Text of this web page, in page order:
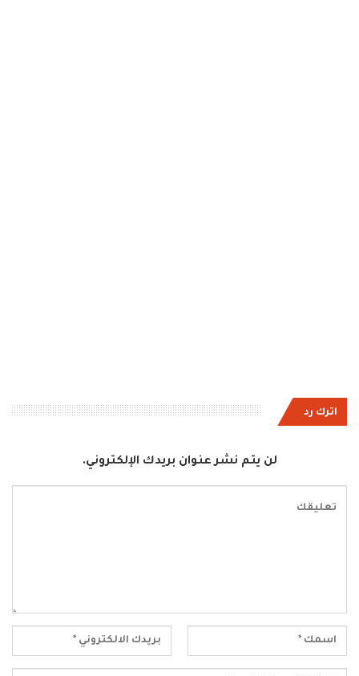
اترك رد
لن يتم نشر عنوان بريدك الإلكتروني.